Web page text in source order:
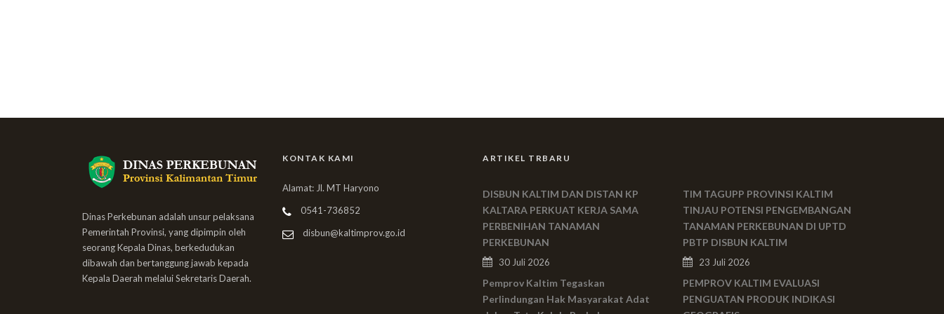
Dinas Perkebunan adalah unsur pelaksana
Pemerintah Provinsi, yang dipimpin oleh
seorang Kepala Dinas, berkedudukan
dibawah dan bertanggung jawab kepada
Kepala Daerah melalui Sekretaris Daerah.
KONTAK KAMI
Alamat: Jl. MT Haryono
0541-736852
disbun@kaltimprov.go.id
ARTIKEL TRBARU
DISBUN KALTIM DAN DISTAN KP
KALTARA PERKUAT KERJA SAMA
PERBENIHAN TANAMAN
PERKEBUNAN
30 Juli 2026
Pemprov Kaltim Tegaskan
Perlindungan Hak Masyarakat Adat
TIM TAGUPP PROVINSI KALTIM
TINJAU POTENSI PENGEMBANGAN
TANAMAN PERKEBUNAN DI UPTD
PBTP DISBUN KALTIM
23 Juli 2026
PEMPROV KALTIM EVALUASI
PENGUATAN PRODUK INDIKASI